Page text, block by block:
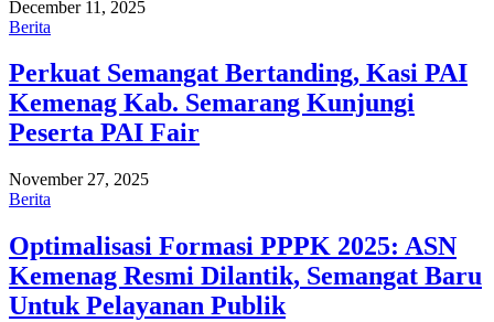
December 11, 2025
Berita
Perkuat Semangat Bertanding, Kasi PAI
Kemenag Kab. Semarang Kunjungi
Peserta PAI Fair
November 27, 2025
Berita
Optimalisasi Formasi PPPK 2025: ASN
Kemenag Resmi Dilantik, Semangat Baru
Untuk Pelayanan Publik